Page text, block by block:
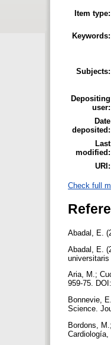
Item type:
Keywords:
Subjects:
Depositing
user:
Date
deposited:
Last
modified:
URI:
Check full
Abadal, E.
Abadal, E.
Aria, M.;
959-75.
Bonnevie,
Science.
Bordons,
Cardiología,